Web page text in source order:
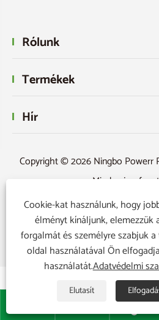
Rólunk
Termékek
Hír
Copyright © 2026 Ningbo Powerr
Minden jog
Links | Sitemap | RSS |
szabályzat
Cookie-kat használunk, hogy
élményt kínáljunk, elemezzük
forgalmát és személyre szabjuk
oldal használatával Ön
használatát.Adatvédelmi
Elutasít